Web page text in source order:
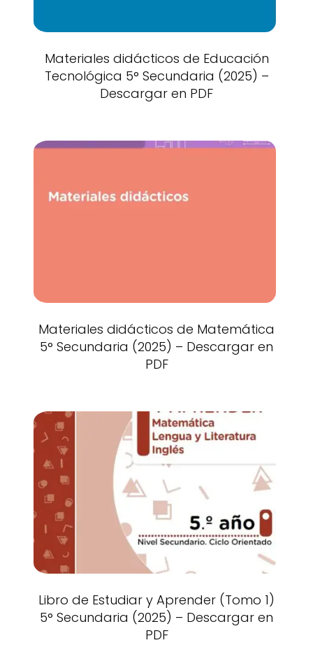
Materiales didácticos de Educación
Tecnológica 5° Secundaria (2025) –
Descargar en PDF
Materiales didácticos de Matemática
5° Secundaria (2025) – Descargar en
PDF
Libro de Estudiar y Aprender (Tomo 1)
5° Secundaria (2025) – Descargar en
PDF